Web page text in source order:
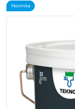
Novinka